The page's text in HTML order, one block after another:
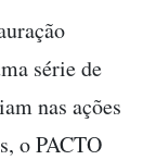
série de
nas ações
o PACTO